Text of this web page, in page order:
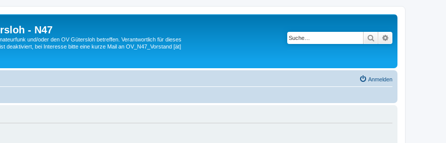
- N47
und/oder den OV Gütersloh betreffen. Verantwortlich für dieses
deaktiviert, bei Interesse bitte eine kurze Mail an OV_N47_Vorstand [ät]
Suche
Anmelden